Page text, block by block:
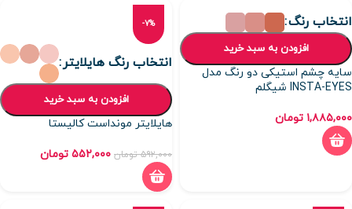
انتخاب رنگ
افزودن به سبد خرید
سایه چشم استیکی دو رنگ مدل
INSTA-EYES شیگلم
۱,۸۸۵,۰۰۰ تومان
-7%
انتخاب رنگ هایلایتر
افزودن به سبد خرید
هایلایتر مونداست کالیستا
۵۹۲,۰۰۰ تومان ۵۵۲,۰۰۰ تومان